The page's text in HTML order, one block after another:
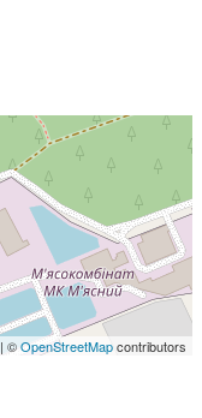
| ©OpenStreetMapcontributors